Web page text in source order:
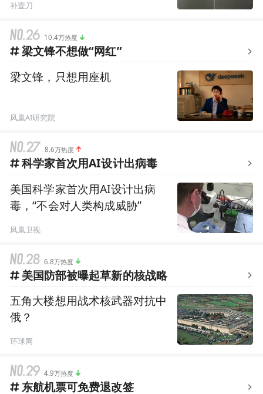
补壹刀
10.4万热度
梁文锋不想做“网红”
梁文锋，只想用座机
凤凰AI研究院
8.6万热度
科学家首次用AI设计出病毒
美国科学家首次用AI设计出病
毒，“不会对人类构成威胁”
凤凰卫视
6.8万热度
美国防部被曝起草新的核战略
五角大楼想用战术核武器对抗中
俄？
环球网
4.9万热度
东航机票可免费退改签